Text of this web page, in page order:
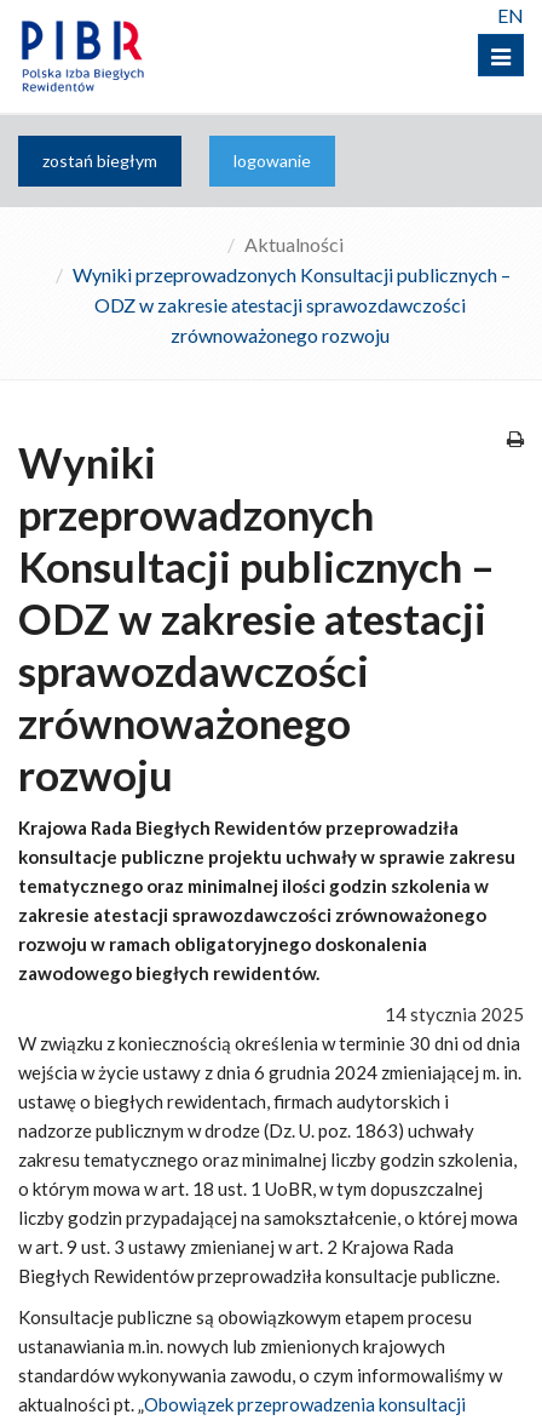
Menu
EN
zostań biegłym logowanie
Aktualności
Wyniki przeprowadzonych Konsultacji publicznych –
ODZ w zakresie atestacji sprawozdawczości
zrównoważonego rozwoju
Wyniki
przeprowadzonych
Konsultacji publicznych –
ODZ w zakresie atestacji
sprawozdawczości
zrównoważonego
rozwoju
Krajowa Rada Biegłych Rewidentów przeprowadziła
konsultacje publiczne projektu uchwały w sprawie zakresu
tematycznego oraz minimalnej ilości godzin szkolenia w
zakresie atestacji sprawozdawczości zrównoważonego
rozwoju w ramach obligatoryjnego doskonalenia
zawodowego biegłych rewidentów.
14 stycznia 2025
W związku z koniecznością określenia w terminie 30 dni od dnia
wejścia w życie ustawy z dnia 6 grudnia 2024 zmieniającej m. in.
ustawę o biegłych rewidentach, firmach audytorskich i
nadzorze publicznym w drodze (Dz. U. poz. 1863) uchwały
zakresu tematycznego oraz minimalnej liczby godzin szkolenia,
o którym mowa w art. 18 ust. 1 UoBR, w tym dopuszczalnej
liczby godzin przypadającej na samokształcenie, o której mowa
w art. 9 ust. 3 ustawy zmienianej w art. 2 Krajowa Rada
Biegłych Rewidentów przeprowadziła konsultacje publiczne.
Konsultacje publiczne są obowiązkowym etapem procesu
ustanawiania m.in. nowych lub zmienionych krajowych
standardów wykonywania zawodu, o czym informowaliśmy w
aktualności pt. „Obowiązek przeprowadzenia konsultacji